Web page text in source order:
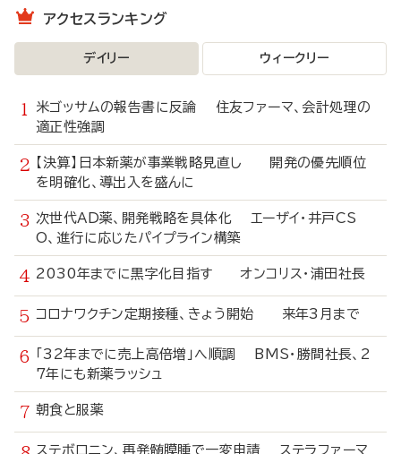
アクセスランキング
デイリー ウィークリー
米ゴッサムの報告書に反論 住友ファーマ、会計処理の
適正性強調
【決算】日本新薬が事業戦略見直し 開発の優先順位
を明確化、導出入を盛んに
次世代AD薬、開発戦略を具体化 エーザイ・井戸CS
O、進行に応じたパイプライン構築
2030年までに黒字化目指す オンコリス・浦田社長
コロナワクチン定期接種、きょう開始 来年3月まで
「32年までに売上高倍増」へ順調 BMS・勝間社長、2
7年にも新薬ラッシュ
朝食と服薬
ステボロニン、再発髄膜腫で一変申請 ステラファーマ